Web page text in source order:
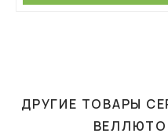
ДРУГИЕ ТОВАРЫ
ВЕЛЛЮТО